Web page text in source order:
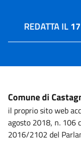
REDATTA IL
Comune di
il proprio sito web
agosto 2018, n. 106
2016/2102 del